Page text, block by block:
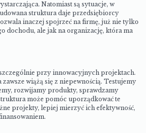
Natomiast są sytuacje, w
struktura daje przedsiębiorcy
inaczej spojrzeć na firmę, już nie tylko
dochodu, ale jak na organizację, która ma
przy innowacyjnych projektach.
wiążą się z niepewnością. Testujemy
rozwijamy produkty, sprawdzamy
może pomóc uporządkować te
projekty, lepiej mierzyć ich efektywność,